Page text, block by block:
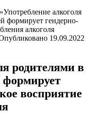
»Употребление алкоголя
формирует гендерно-
алкоголя
19.09.2022
родителями в
формирует
восприятие